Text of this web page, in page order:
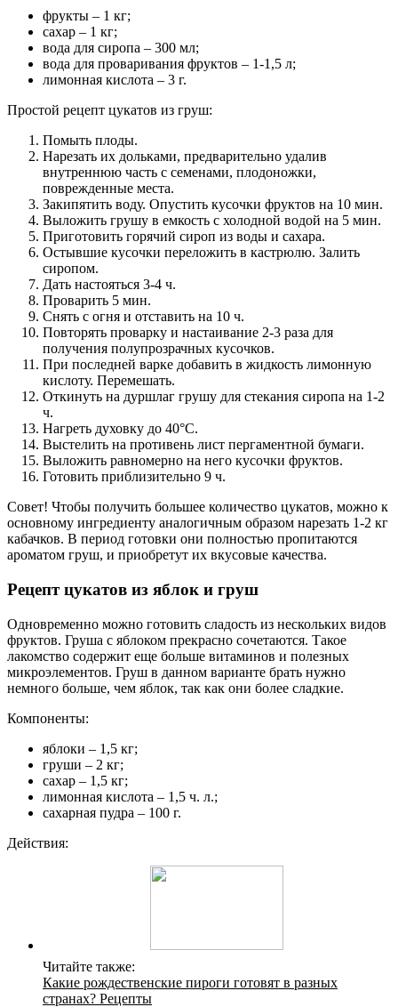
фрукты – 1 кг;
сахар – 1 кг;
вода для сиропа – 300 мл;
вода для проваривания фруктов – 1-1,5 л;
лимонная кислота – 3 г.
Простой рецепт цукатов из груш:
Помыть плоды.
Нарезать их дольками, предварительно удалив
внутреннюю часть с семенами, плодоножки,
поврежденные места.
Закипятить воду. Опустить кусочки фруктов на 10 мин.
Выложить грушу в емкость с холодной водой на 5 мин.
Приготовить горячий сироп из воды и сахара.
Остывшие кусочки переложить в кастрюлю. Залить
сиропом.
Дать настояться 3-4 ч.
Проварить 5 мин.
Снять с огня и отставить на 10 ч.
Повторять проварку и настаивание 2-3 раза для
получения полупрозрачных кусочков.
При последней варке добавить в жидкость лимонную
кислоту. Перемешать.
Откинуть на дуршлаг грушу для стекания сиропа на 1-2
ч.
Нагреть духовку до 40°C.
Выстелить на противень лист пергаментной бумаги.
Выложить равномерно на него кусочки фруктов.
Готовить приблизительно 9 ч.
Совет! Чтобы получить большее количество цукатов, можно к
основному ингредиенту аналогичным образом нарезать 1-2 кг
кабачков. В период готовки они полностью пропитаются
ароматом груш, и приобретут их вкусовые качества.
Рецепт цукатов из яблок и груш
Одновременно можно готовить сладость из нескольких видов
фруктов. Груша с яблоком прекрасно сочетаются. Такое
лакомство содержит еще больше витаминов и полезных
микроэлементов. Груш в данном варианте брать нужно
немного больше, чем яблок, так как они более сладкие.
Компоненты:
яблоки – 1,5 кг;
груши – 2 кг;
сахар – 1,5 кг;
лимонная кислота – 1,5 ч. л.;
сахарная пудра – 100 г.
Действия:
Читайте также:
Какие рождественские пироги готовят в разных
странах? Рецепты